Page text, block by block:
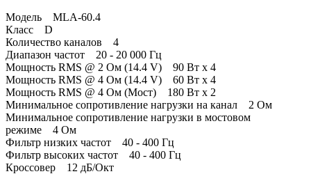
Модель MLA-60.4
Класс D
Количество каналов 4
Диапазон частот 20 - 20 000 Гц
Мощность RMS @ 2 Ом (14.4 V) 90 Вт x 4
Мощность RMS @ 4 Ом (14.4 V) 60 Вт x 4
Мощность RMS @ 4 Ом (Мост) 180 Вт x 2
Минимальное сопротивление нагрузки на канал 2 Ом
Минимальное сопротивление нагрузки в мостовом
режиме 4 Ом
Фильтр низких частот 40 - 400 Гц
Фильтр высоких частот 40 - 400 Гц
Кроссовер 12 дБ/Окт